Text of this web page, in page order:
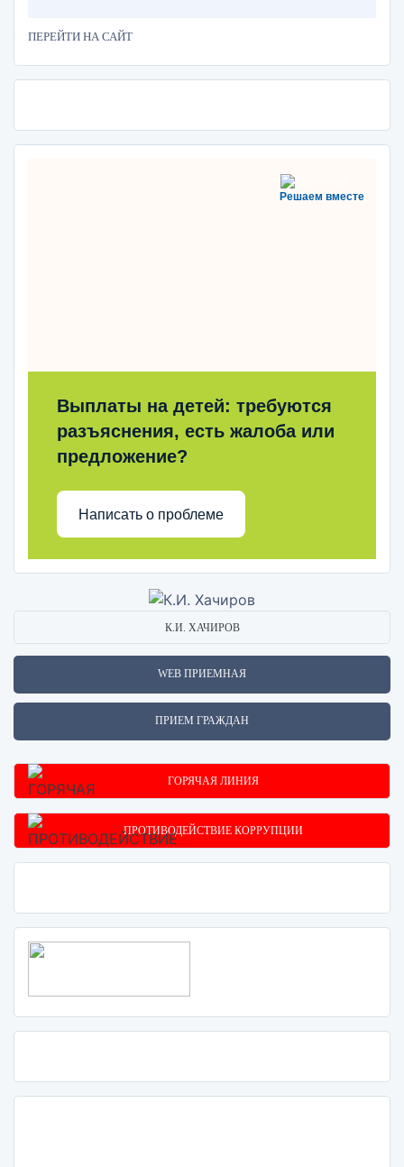
ПЕРЕЙТИ НА САЙТ
Решаем вместе
Выплаты на детей: требуются
разъяснения, есть жалоба или
предложение?
Написать о проблеме
К.И. ХАЧИРОВ
WEB ПРИЕМНАЯ
ПРИЕМ ГРАЖДАН
ГОРЯЧАЯ ЛИНИЯ
ПРОТИВОДЕЙСТВИЕ КОРРУПЦИИ